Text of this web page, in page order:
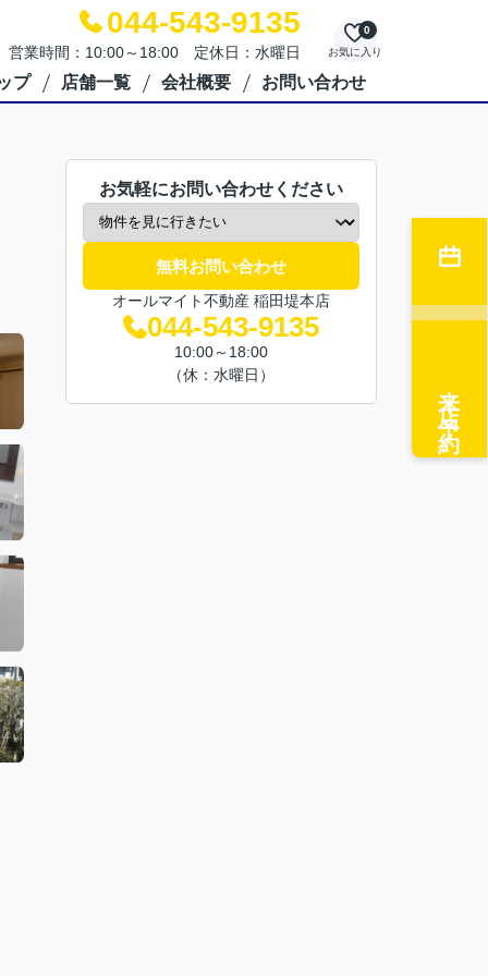
044-543-9135
営業時間：10:00～18:00 定休日：水曜日 お気に入り
0
プ 店舗一覧 会社概要 お問い合わせ
お気軽にお問い合わせください
無料お問い合わせ
オールマイト不動産 稲田堤本店
044-543-9135
10:00～18:00
（休：水曜日）
来店予約